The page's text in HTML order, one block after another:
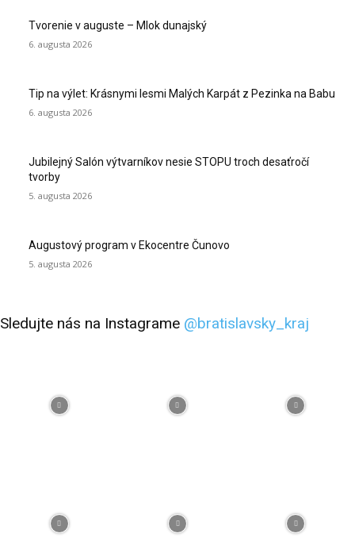
Tvorenie v auguste – Mlok dunajský
6. augusta 2026
Tip na výlet: Krásnymi lesmi Malých Karpát z Pezinka na Babu
6. augusta 2026
Jubilejný Salón výtvarníkov nesie STOPU troch desaťročí
tvorby
5. augusta 2026
Augustový program v Ekocentre Čunovo
5. augusta 2026
Sledujte nás na Instagrame @bratislavsky_kraj